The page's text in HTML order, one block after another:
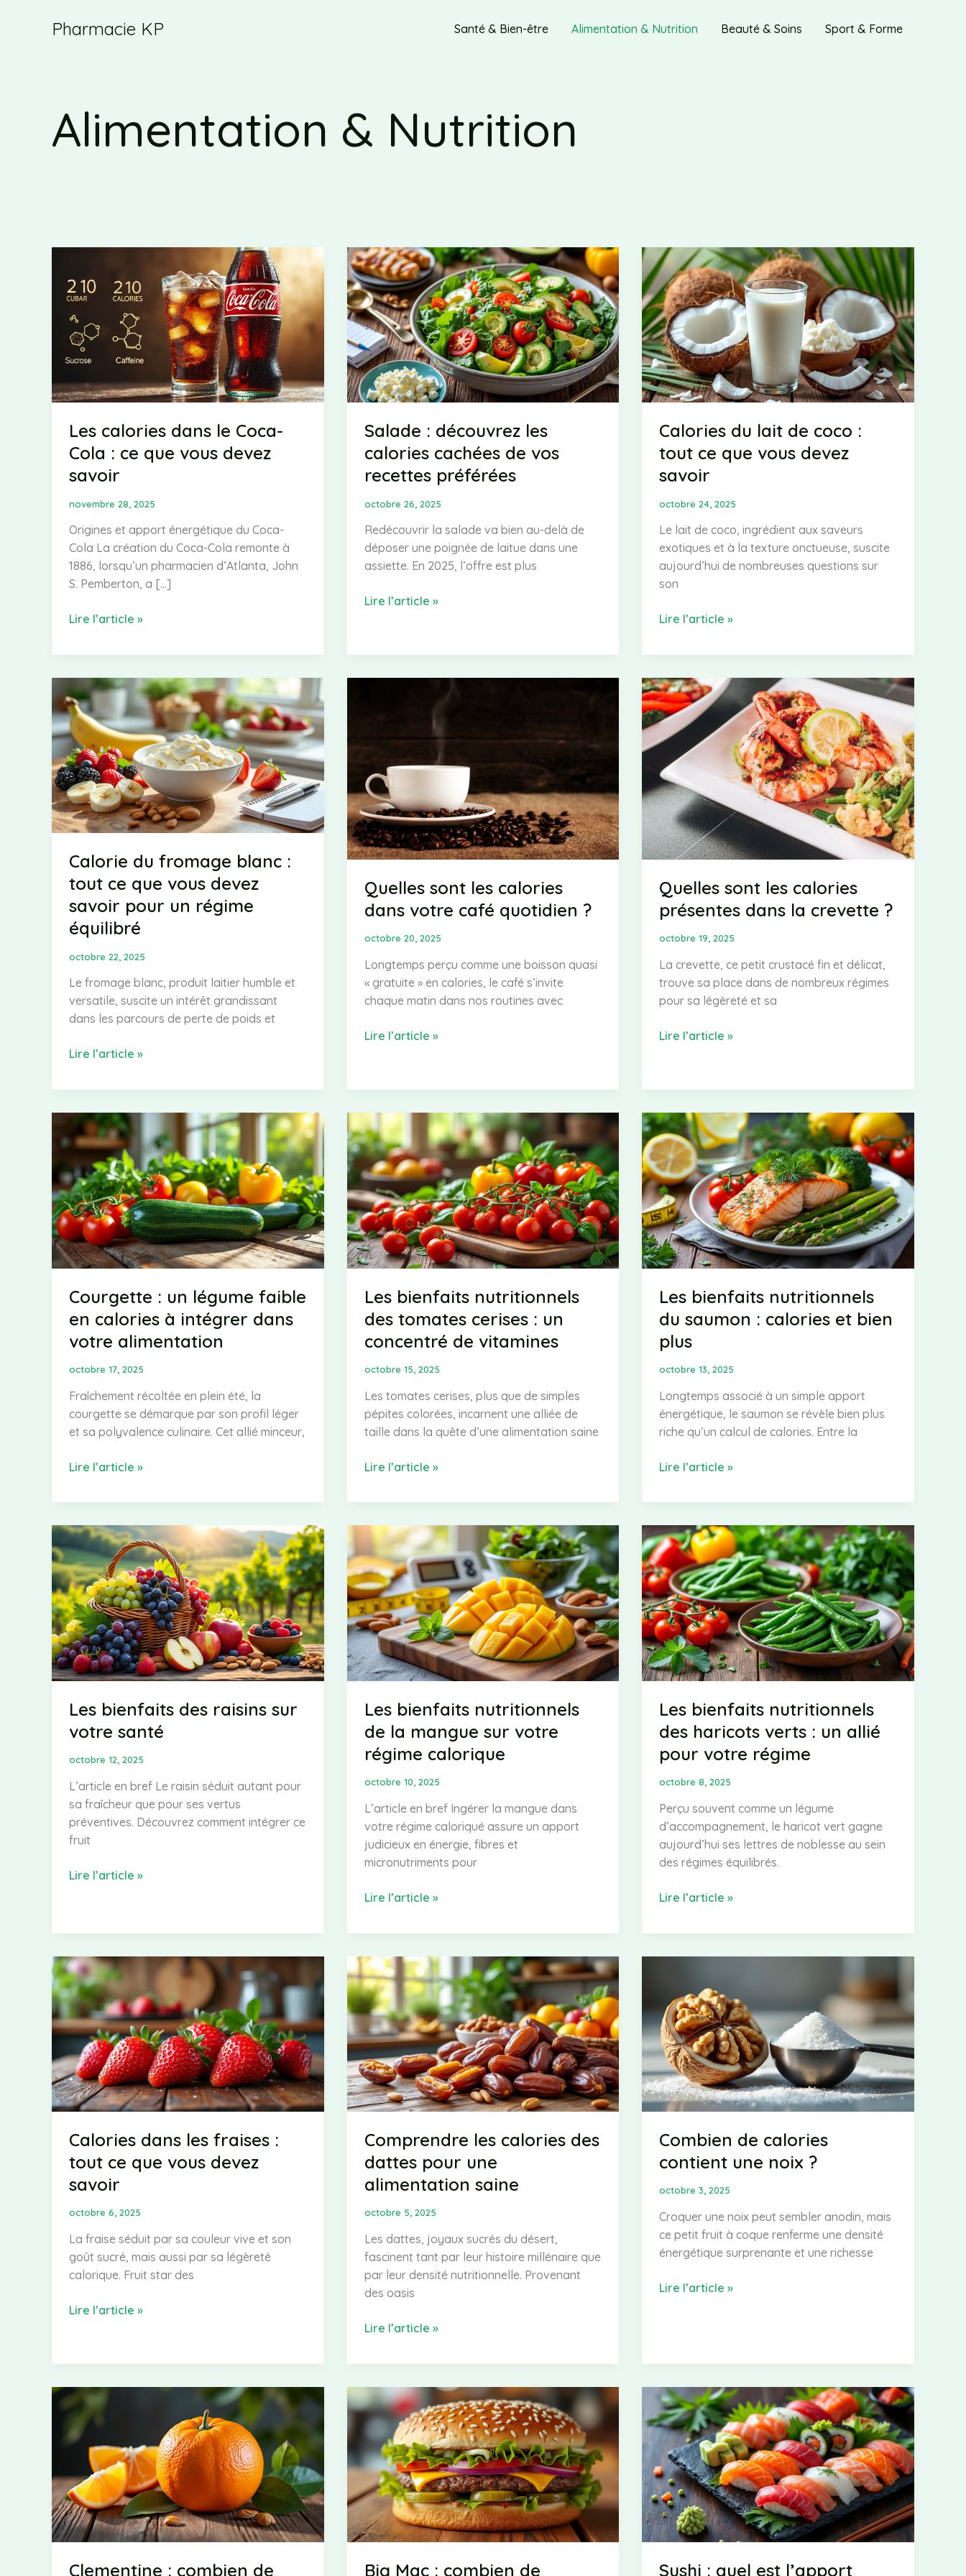
Pharmacie KP Santé & Bien-être Alimentation & Nutrition Beauté & Soins Sport & Forme
Alimentation & Nutrition
Les calories dans le Coca-
Cola : ce que vous devez
savoir
novembre 28, 2025
Origines et apport énergétique du Coca-
Cola La création du Coca-Cola remonte à
1886, lorsqu’un pharmacien d’Atlanta, John
S. Pemberton, a […]
Les
dans
Coca-
Cola
:
ce
que
vous
devez
savoir
Lire l’article »
Salade : découvrez les
calories cachées de vos
recettes préférées
octobre 26, 2025
Redécouvrir la salade va bien au-delà de
déposer une poignée de laitue dans une
assiette. En 2025, l’offre est plus
Salade
les
recettes
préférées
Lire l’article »
Calories du lait de coco :
tout ce que vous devez
savoir
octobre 24, 2025
Le lait de coco, ingrédient aux saveurs
exotiques et à la texture onctueuse, suscite
aujourd’hui de nombreuses questions sur
son
Calories
lait
coco
:
tout
ce
que
vous
devez
savoir
Lire l’article »
Calorie du fromage blanc :
tout ce que vous devez
savoir pour un régime
équilibré
octobre 22, 2025
Le fromage blanc, produit laitier humble et
versatile, suscite un intérêt grandissant
dans les parcours de perte de poids et
Calorie
fromage
tout
que
vous
devez
savoir
pour
un
équilibré
Lire l’article »
Quelles sont les calories
dans votre café quotidien ?
octobre 20, 2025
Longtemps perçu comme une boisson quasi
« gratuite » en calories, le café s’invite
chaque matin dans nos routines avec
Quelles
calories
votre
café
quotidien
?
Lire l’article »
Quelles sont les calories
présentes dans la crevette ?
octobre 19, 2025
La crevette, ce petit crustacé fin et délicat,
trouve sa place dans de nombreux régimes
pour sa légèreté et sa
Quelles
calories
dans
la
crevette
?
Lire l’article »
Courgette : un légume faible
en calories à intégrer dans
votre alimentation
octobre 17, 2025
Fraîchement récoltée en plein été, la
courgette se démarque par son profil léger
et sa polyvalence culinaire. Cet allié minceur,
Courgette
un
faible
en
calories
à
intégrer
dans
votre
alimentation
Lire l’article »
Les bienfaits nutritionnels
des tomates cerises : un
concentré de vitamines
octobre 15, 2025
Les tomates cerises, plus que de simples
pépites colorées, incarnent une alliée de
taille dans la quête d’une alimentation saine
Les
nutritionnels
tomates
cerises
:
un
concentré
de
vitamines
Lire l’article »
Les bienfaits nutritionnels
du saumon : calories et bien
plus
octobre 13, 2025
Longtemps associé à un simple apport
énergétique, le saumon se révèle bien plus
riche qu’un calcul de calories. Entre la
Les
nutritionnels
saumon
:
calories
et
bien
plus
Lire l’article »
Les bienfaits des raisins sur
votre santé
octobre 12, 2025
L’article en bref Le raisin séduit autant pour
sa fraîcheur que pour ses vertus
préventives. Découvrez comment intégrer ce
fruit
Les
votre
santé
Lire l’article »
Les bienfaits nutritionnels
de la mangue sur votre
régime calorique
octobre 10, 2025
L’article en bref Ingérer la mangue dans
votre régime caloriqué assure un apport
judicieux en énergie, fibres et
micronutriments pour
Les
nutritionnels
la
mangue
sur
votre
régime
calorique
Lire l’article »
Les bienfaits nutritionnels
des haricots verts : un allié
pour votre régime
octobre 8, 2025
Perçu souvent comme un légume
d’accompagnement, le haricot vert gagne
aujourd’hui ses lettres de noblesse au sein
des régimes équilibrés.
Les
nutritionnels
un
allié
pour
votre
régime
Lire l’article »
Calories dans les fraises :
tout ce que vous devez
savoir
octobre 6, 2025
La fraise séduit par sa couleur vive et son
goût sucré, mais aussi par sa légèreté
calorique. Fruit star des
Calories
fraises
tout
ce
que
vous
devez
savoir
Lire l’article »
Comprendre les calories des
dattes pour une
alimentation saine
octobre 5, 2025
Les dattes, joyaux sucrés du désert,
fascinent tant par leur histoire millénaire que
par leur densité nutritionnelle. Provenant
des oasis
Comprendre
calories
dattes
pour
une
alimentation
saine
Lire l’article »
Combien de calories
contient une noix ?
octobre 3, 2025
Croquer une noix peut sembler anodin, mais
ce petit fruit à coque renferme une densité
énergétique surprenante et une richesse
Combien
?
Lire l’article »
Clementine : combien de Big Mac : combien de Sushi : quel est l’apport